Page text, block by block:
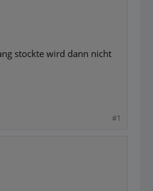
stockte wird dann nicht
#1